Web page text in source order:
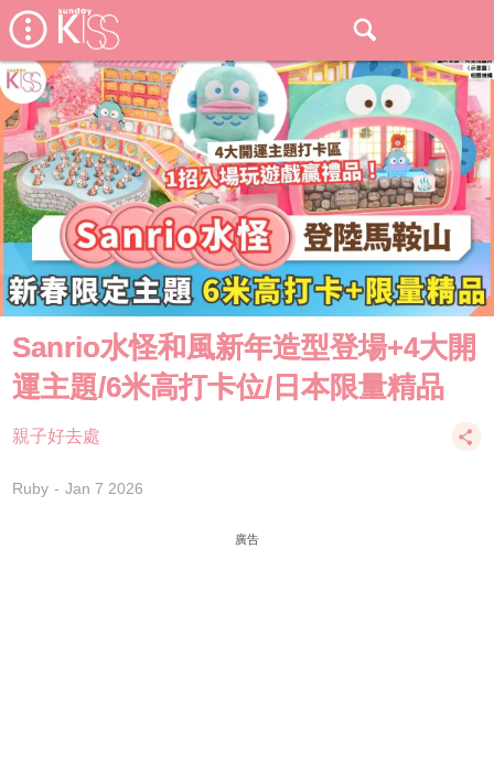
Sanrio水怪和風新年造型登場+4大開
運主題/6米高打卡位/日本限量精品
親子好去處
Ruby Jan 7 2026
廣告